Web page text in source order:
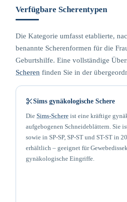
Verfügbare Scherentypen
Die Kategorie umfasst etablierte,
benannte Scherenformen für die
Geburtshilfe. Eine vollständige
Scheren finden Sie in der
Sims gynäkologische Schere
Die Sims-Schere ist eine kräftige
aufgebogenen Schneideblättern. Sie
sowie in SP-SP, SP-ST und ST-ST in
erhältlich – geeignet für
gynäkologische Eingriffe.